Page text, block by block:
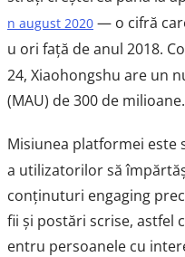
n august 2020 — o cifră
u ori față de anul 2018.
24, Xiaohongshu are un
(MAU) de 300 de milioane.
Misiunea platformei este
a utilizatorilor să
conținuturi engaging
fii și postări scrise, astfel
entru persoanele cu